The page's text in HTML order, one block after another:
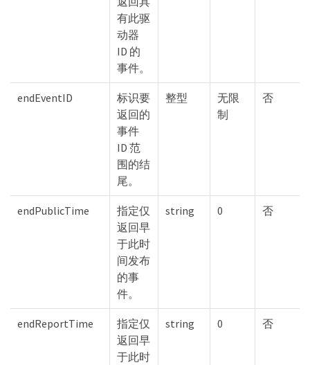
有此驱
动器
ID 的
事件。
endEventID
标识要
返回的
事件
ID 范
围的结
尾。
整型
无限
制
否
endPublicTime
指定仅
返回早
于此时
间发布
的事
件。
string 0 否
endReportTime
指定仅
返回早
于此时
string 0 否